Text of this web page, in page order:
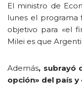
El ministro de
lunes el programa
objetivo para «el
Milei es que
Además, subrayó
opción» del país